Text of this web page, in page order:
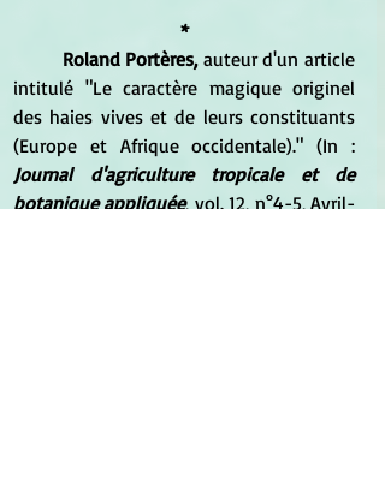
*
Roland Portères, auteur d'un article
intitulé "Le caractère magique originel
des haies vives et de leurs constituants
Journal d'agriculture tropicale et de
botanique appliquée, vol. 12, n°4-5, Avril-